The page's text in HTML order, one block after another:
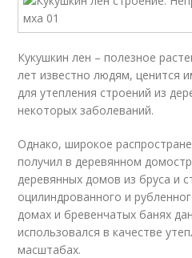
Кукушкин лен – полезное
лет известно людям, ценится
для утепления строений из
некоторых заболеваний.
Однако, широкое
получил в деревянном
деревянных домов из бруса и
оцилиндрованного и
домах и бревенчатых банях
использовался в качестве
масштабах.